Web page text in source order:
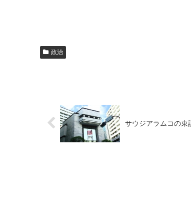
政治
サウジアラムコの東